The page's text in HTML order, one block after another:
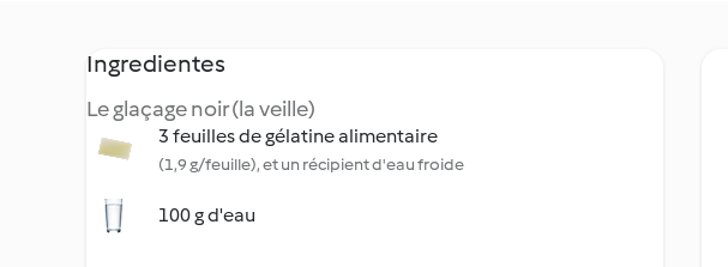
Ingredientes
Le glaçage noir (la veille)
3 feuilles de gélatine alimentaire
(1,9 g/feuille), et un récipient d'eau froide
100 g d'eau